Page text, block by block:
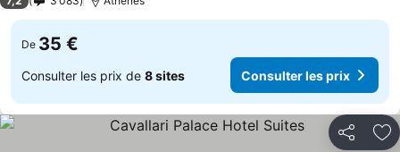
De 35 €
Consulter les prix de 8 sites Consulter les prix
Partager